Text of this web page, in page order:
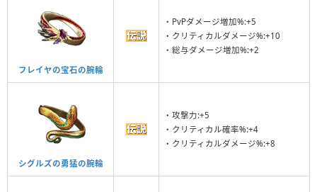
フレイヤの宝石の腕輪
・PvPダメージ増加%:+5
・クリティカルダメージ%:+10
・総与ダメージ増加%:+2
シグルズの勇猛の腕輪
・攻撃力:+5
・クリティカル確率%:+4
・クリティカルダメージ%:+8